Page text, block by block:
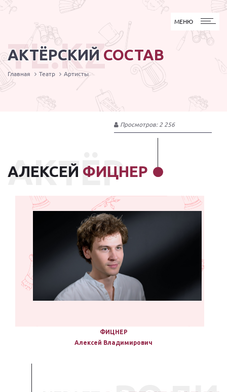
МЕНЮ
МЕНЮ
АКТЁРСКИЙ СОСТАВ
TL.KZ
Главная Театр Артисты
Просмотров: 2 256
АЛЕКСЕЙ ФИЦНЕР
АКТЁР
ФИЦНЕР
Алексей Владимирович